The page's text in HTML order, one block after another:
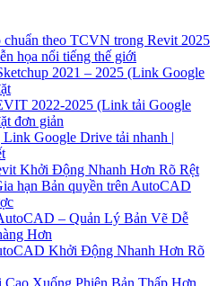
theo TCVN trong Revit 2025
họa nổi tiếng thế giới
2021 – 2025 (Link Google
2022-2025 (Link tải Google
đơn giản
Link Google Drive tải nhanh |
Khởi Động Nhanh Hơn Rõ Rệt
hạn Bản quyền trên AutoCAD
– Quản Lý Bản Vẽ Dễ
Hơn
Khởi Động Nhanh Hơn Rõ
Xuống Phiên Bản Thấp Hơn